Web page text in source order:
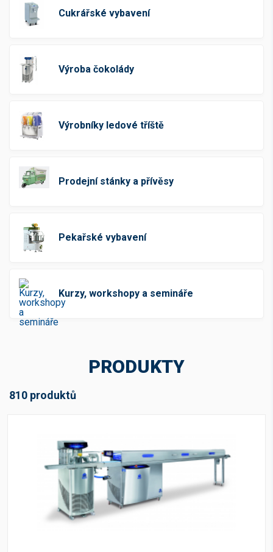
Cena v Kč bez DPH
Skladová dostupnost
Na dotaz
Cukrářské vybavení
Výroba čokolády
Výrobníky ledové tříště
Prodejní stánky a přívěsy
Pekařské vybavení
Kurzy, workshopy a semináře
PRODUKTY
810 produktů